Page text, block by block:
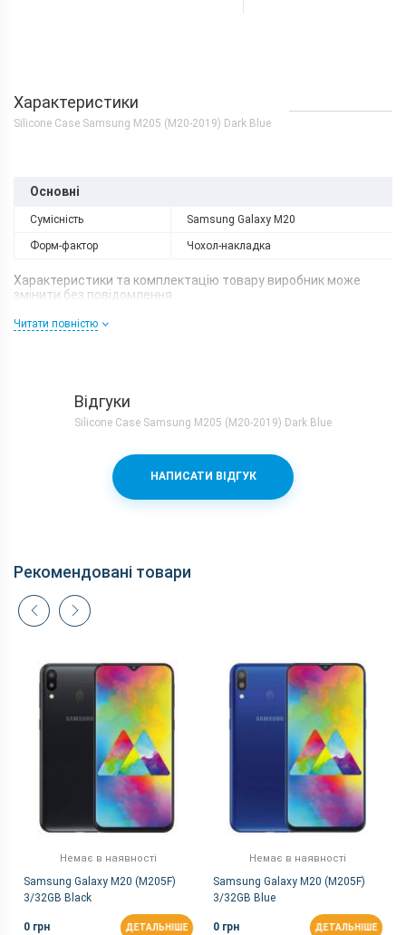
Характеристики
Silicone Case Samsung M205 (M20-2019) Dark Blue
Основні
Сумісність Samsung Galaxy M20
Форм-фактор Чохол-накладка
Характеристики та комплектацію товару виробник може
змінити без повідомлення.
Читати повністю
Відгуки
Silicone Case Samsung M205 (M20-2019) Dark Blue
НАПИСАТИ ВІДГУК
Рекомендовані товари
Немає в наявності
Samsung Galaxy M20 (M205F)
3/32GB Black
0 грн ДЕТАЛЬНІШЕ
Немає в наявності
Samsung Galaxy M20 (M205F)
3/32GB Blue
0 грн ДЕТАЛЬНІШЕ